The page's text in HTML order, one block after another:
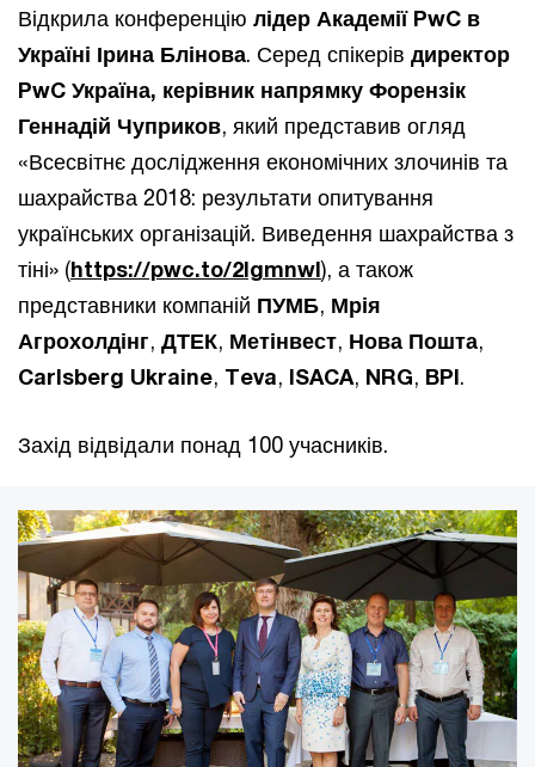
Відкрила конференцію лідер Академії PwC в
Україні Ірина Блінова. Серед спікерів директор
PwC Україна, керівник напрямку Форензік
Геннадій Чуприков, який представив огляд
«Всесвітнє дослідження економічних злочинів та
шахрайства 2018: результати опитування
українських організацій. Виведення шахрайства з
тіні» (https://pwc.to/2IgmnwI), а також
представники компаній ПУМБ, Мрія
Агрохолдінг, ДТЕК, Метінвест, Нова Пошта,
Carlsberg Ukraine, Teva, ISACA, NRG, BPI.
Захід відвідали понад 100 учасників.